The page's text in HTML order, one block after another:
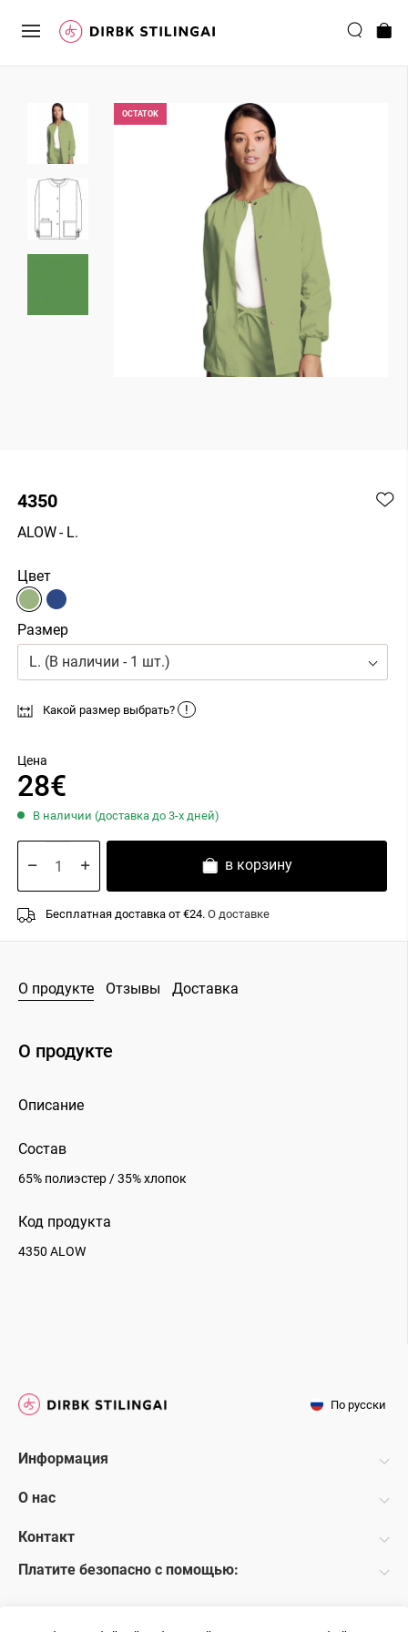
ОCTATOK
4350
ALOW- L.
Цвет
Размер
L. (В наличии - 1 шт.)
Какой размер выбрать? !
Цена
28€
В наличии (доставка до 3-х дней)
в корзину
Бесплатная доставка от €24. О доставке
О продукте Отзывы Доставка
О продукте
Описание
Состав
65% полиэстер / 35% хлопок
Код продукта
4350 ALOW
Информация
О нас
Контакт
Платите безопасно с помощью:
По русски